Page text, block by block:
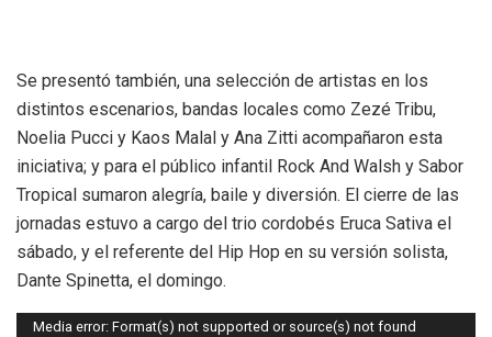
Se presentó también, una selección de artistas en los
distintos escenarios, bandas locales como Zezé Tribu,
Noelia Pucci y Kaos Malal y Ana Zitti acompañaron esta
iniciativa; y para el público infantil Rock And Walsh y Sabor
Tropical sumaron alegría, baile y diversión. El cierre de las
jornadas estuvo a cargo del trio cordobés Eruca Sativa el
sábado, y el referente del Hip Hop en su versión solista,
Dante Spinetta, el domingo.
Reproductor
Media error: Format(s) not supported or source(s) not found